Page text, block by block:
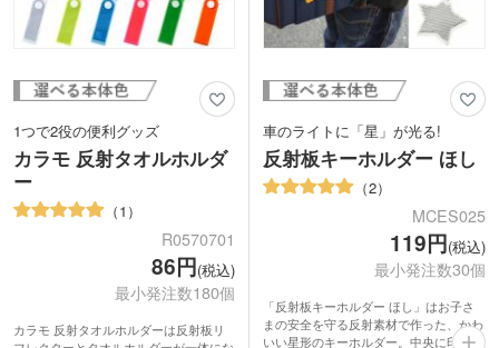
1つで2役の便利グッズ
カラモ 反射タオルホルダ
ー
1
R0570701
86円(税込)
最小発注数180個
カラモ 反射タオルホルダーは反射板リ
車のライトに「星」が光る!
反射板キーホルダー ほし
2
MCES025
119円(税込)
最小発注数30個
「反射板キーホルダー ほし」はお子さ
まの安全を守る反射素材で作った、かわ
いい星形のキーホルダー。中央に印刷が